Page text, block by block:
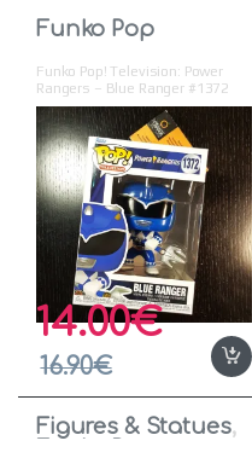
Funko Pop
Funko Pop! Television: Power
Rangers – Blue Ranger #1372
Vinyl Figure
14.00€
16.90€
Figures & Statues,